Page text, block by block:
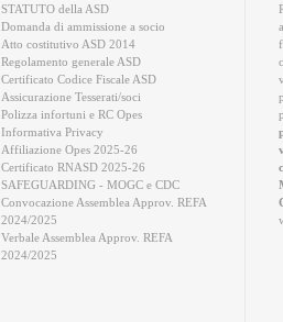
STATUTO della ASD
Domanda di ammissione a socio
Atto costitutivo ASD 2014
Regolamento generale ASD
Certificato Codice Fiscale ASD
Assicurazione Tesserati/soci
Polizza infortuni e RC Opes
Informativa Privacy
Affiliazione Opes 2025-26
Certificato RNASD 2025-26
SAFEGUARDING - MOGC e CDC
Convocazione Assemblea Approv. REFA
2024/2025
Verbale Assemblea Approv. REFA
2024/2025